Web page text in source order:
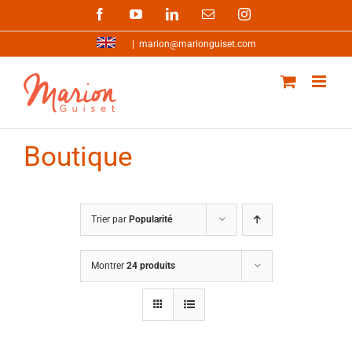
FacebookYouTubeLinkedInEmail Instagram
marion@marionguiset.com
Boutique
Trier par Popularité
Montrer 24 produits